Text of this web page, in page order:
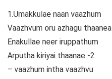
1.Umakkulae naan vaazhum
Vaazhvum oru azhagu thaanea
Enakullae neer iruppathum
Arputha kiriyai thaanae -2
– vaazhum intha vaazhvu